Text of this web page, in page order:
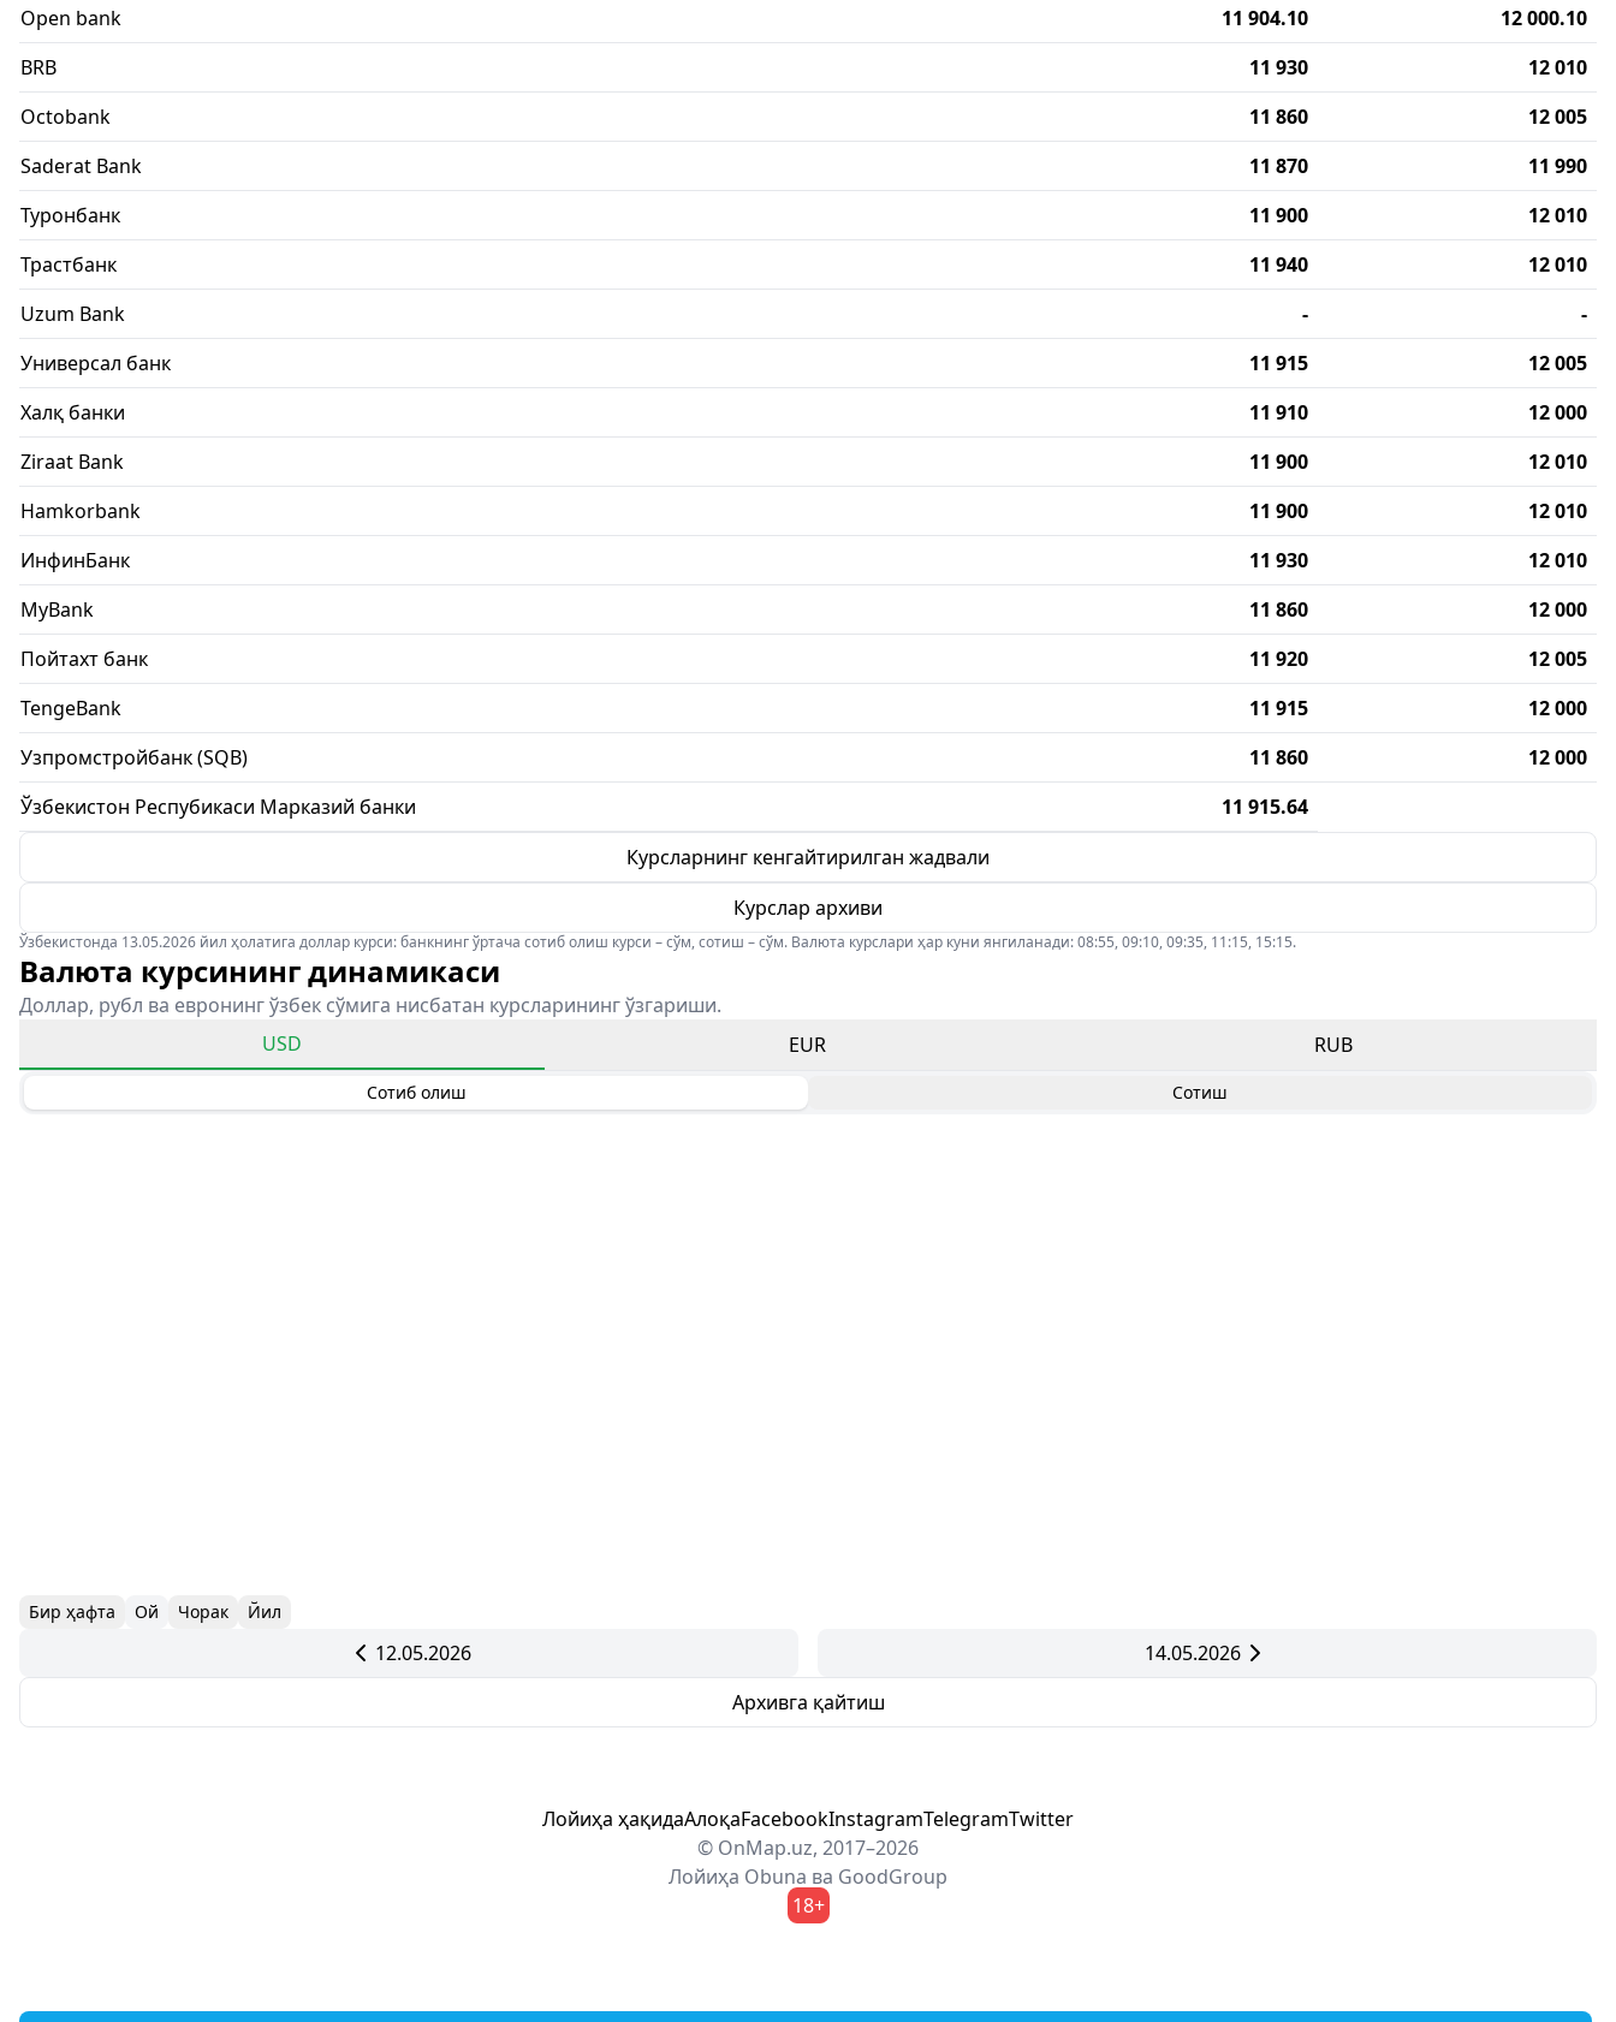
Open bank
11 904.10
12 000.10
BRB
11 930
12 010
Octobank
11 860
12 005
Saderat Bank
11 870
11 990
Туронбанк
11 900
12 010
Трастбанк
11 940
12 010
Uzum Bank
-
-
Универсал банк
11 915
12 005
Халқ банки
11 910
12 000
Ziraat Bank
11 900
12 010
Hamkorbank
11 900
12 010
ИнфинБанк
11 930
12 010
MyBank
11 860
12 000
Пойтахт банк
11 920
12 005
TengeBank
11 915
12 000
Узпромстройбанк (SQB)
11 860
12 000
Ўзбекистон Респубикаси Марказий банки
11 915.64
Курсларнинг кенгайтирилган жадвали
Курслар архиви
Ўзбекистонда 13.05.2026 йил ҳолатига доллар курси: банкнинг ўртача сотиб олиш курси – сўм, сотиш – сўм. Валюта курслари ҳар куни янгиланади: 08:55, 09:10, 09:35, 11:15, 15:15.
Валюта курсининг динамикаси
Доллар, рубл ва евронинг ўзбек сўмига нисбатан курсларининг ўзгариши.
USD
EUR RUB
Сотиб олиш Сотиш
Бир ҳафта Ой Чорак Йил
12.05.2026
14.05.2026
Архивга қайтиш
Лойиҳа ҳақидаАлоқаFacebookInstagramTelegramTwitter
© OnMap.uz, 2017–2026
Лойиҳа Obuna ва GoodGroup
18+